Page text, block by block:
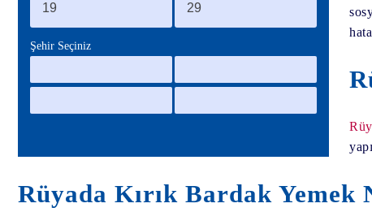
Şehir Seçiniz
Rüyada Kırık Bardak